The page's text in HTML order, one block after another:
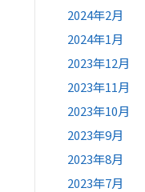
2024年2月
2024年1月
2023年12月
2023年11月
2023年10月
2023年9月
2023年8月
2023年7月